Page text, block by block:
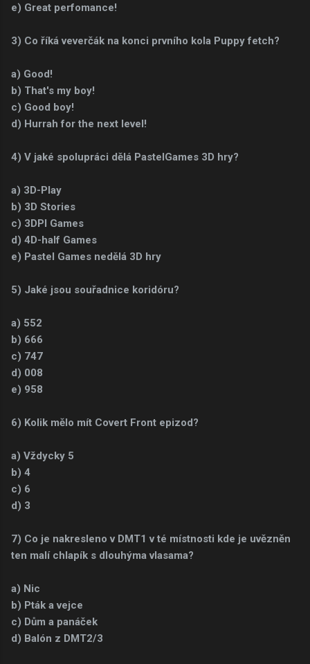
e) Great perfomance!
3) Co říká veverčák na konci prvního kola Puppy fetch?
a) Good!
b) That's my boy!
c) Good boy!
d) Hurrah for the next level!
4) V jaké spolupráci dělá PastelGames 3D hry?
a) 3D-Play
b) 3D Stories
c) 3DPI Games
d) 4D-half Games
e) Pastel Games nedělá 3D hry
5) Jaké jsou souřadnice koridóru?
a) 552
b) 666
c) 747
d) 008
e) 958
6) Kolik mělo mít Covert Front epizod?
a) Vždycky 5
b) 4
c) 6
d) 3
7) Co je nakresleno v DMT1 v té místnosti kde je uvězněn
ten malí chlapík s dlouhýma vlasama?
a) Nic
b) Pták a vejce
c) Dům a panáček
d) Balón z DMT2/3